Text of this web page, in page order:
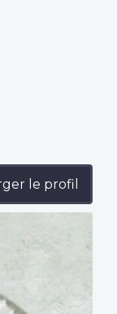
le profil